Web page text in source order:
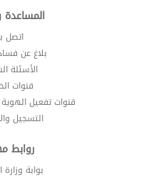
المساعدة
اتصل
بلاغ عن
الأسئلة
قنوات
قنوات تفعيل الهوية
التسجيل
روابط
بوابة وزارة